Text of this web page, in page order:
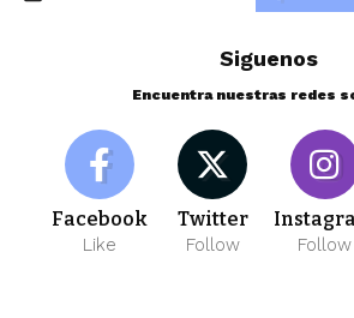
Siguenos
Encuentra nuestras redes
Facebook
Like
Twitter
Follow Follow